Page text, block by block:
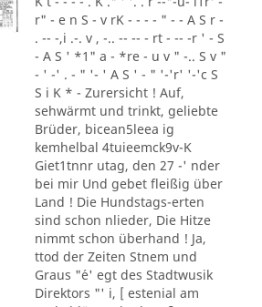
r" - e n S - v rK - - - - " - - A S r -
. -- -,i .-. v , -.. -- -- - rt - -- -r ' - S
- A S ' *1" a - *re - u v " -.. S v "
- ' -' . - " '- ' A S ' - " '-'r' '-'c S
S i K * - Zurersicht ! Auf,
sehwärmt und trinkt, geliebte
Brüder, bicean5leea ig
kemhelbal 4tuieemck9v-K
Giet1tnnr utag, den 27 -' nder
bei mir Und gebet fleißig über
Land ! Die Hundstags-erten
sind schon nlieder, Die Hitze
nimmt schon überhand ! Ja,
ttod der Zeiten Stnem und
Graus "´e' egt des Stadtwusik
Direktors "' i, [ estenial am